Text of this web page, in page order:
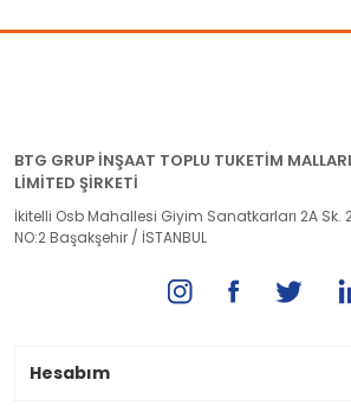
BTG GRUP İNŞAAT TOPLU TUKETİM
LİMİTED ŞİRKETİ
İkitelli Osb Mahallesi Giyim Sanatkarları 2A Sk.
NO:2 Başakşehir / İSTANBUL
Hesabım